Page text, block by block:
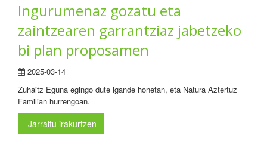
Ingurumenaz gozatu eta
zaintzearen garrantziaz jabetzeko
bi plan proposamen
2025-03-14
Zuhaitz Eguna egingo dute igande honetan, eta Natura Aztertuz
Familian hurrengoan.
Jarraitu irakurtzen